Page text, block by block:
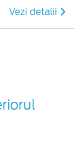
Vezi detalii